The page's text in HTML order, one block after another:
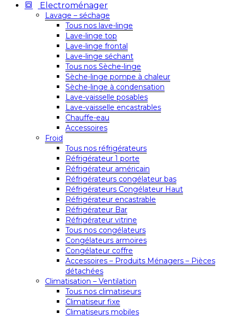
Electroménager
Lavage – séchage
Tous nos lave-linge
Lave-linge top
Lave-linge frontal
Lave-linge séchant
Tous nos Sèche-linge
Sèche-linge pompe à chaleur
Sèche-linge à condensation
Lave-vaisselle posables
Lave-vaisselle encastrables
Chauffe-eau
Accessoires
Froid
Tous nos réfrigérateurs
Réfrigérateur 1 porte
Réfrigérateur américain
Réfrigérateurs congélateur bas
Réfrigérateurs Congélateur Haut
Réfrigérateur encastrable
Réfrigérateur Bar
Réfrigérateur vitrine
Tous nos congélateurs
Congélateurs armoires
Congélateur coffre
Accessoires – Produits Ménagers – Pièces
détachées
Climatisation – Ventilation
Tous nos climatiseurs
Climatiseur fixe
Climatiseurs mobiles